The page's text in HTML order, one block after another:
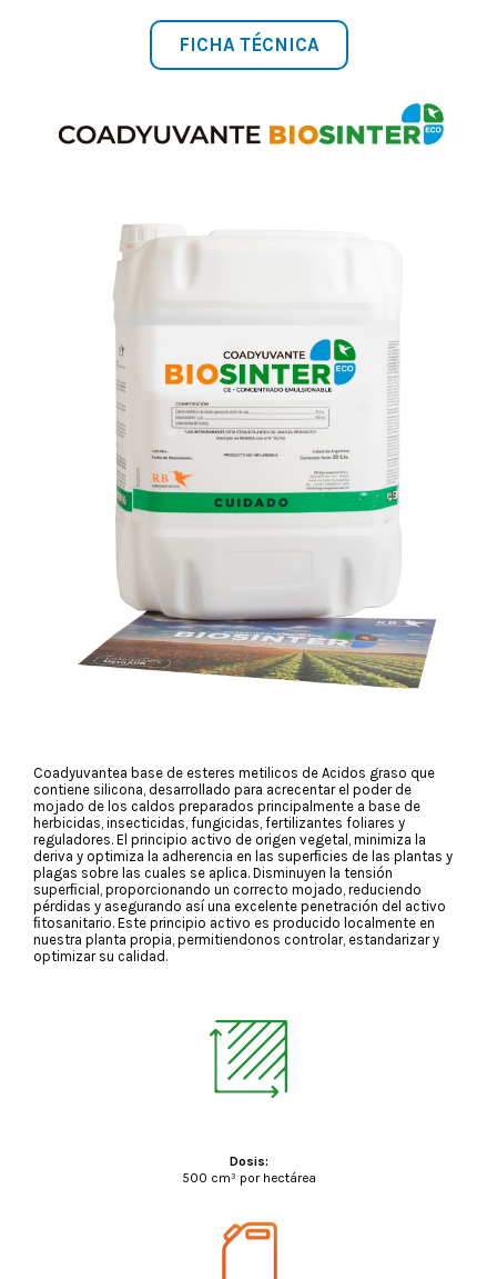
FICHA TÉCNICA
Coadyuvantea base de esteres metilicos de Acidos graso que
contiene silicona, desarrollado para acrecentar el poder de
mojado de los caldos preparados principalmente a base de
herbicidas, insecticidas, fungicidas, fertilizantes foliares y
reguladores. El principio activo de origen vegetal, minimiza la
deriva y optimiza la adherencia en las superﬁcies de las plantas y
plagas sobre las cuales se aplica. Disminuyen la tensión
superﬁcial, proporcionando un correcto mojado, reduciendo
pérdidas y asegurando así una excelente penetración del activo
ﬁtosanitario. Este principio activo es producido localmente en
nuestra planta propia, permitiendonos controlar, estandarizar y
optimizar su calidad.
Dosis:
500 cm³ por hectárea